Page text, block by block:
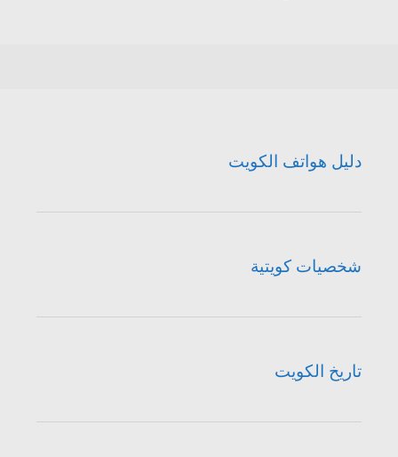
دليل هواتف الكويت
شخصيات كويتية
تاريخ الكويت